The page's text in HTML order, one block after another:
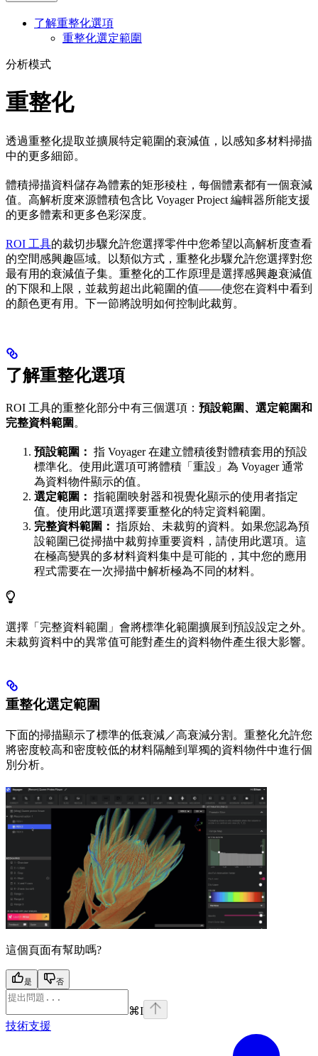
了解重整化選項
重整化選定範圍
分析模式
重整化
透過重整化提取並擴展特定範圍的衰減值，以感知多材料掃描
中的更多細節。
體積掃描資料儲存為體素的矩形稜柱，每個體素都有一個衰減
值。高解析度來源體積包含比 Voyager Project 編輯器所能支援
的更多體素和更多色彩深度。
ROI 工具的裁切步驟允許您選擇零件中您希望以高解析度查看
的空間感興趣區域。以類似方式，重整化步驟允許您選擇對您
最有用的衰減值子集。重整化的工作原理是選擇感興趣衰減值
的下限和上限，並裁剪超出此範圍的值——使您在資料中看到
的顏色更有用。下一節將說明如何控制此裁剪。
了解重整化選項
ROI 工具的重整化部分中有三個選項： 預設範圍、選定範圍和
完整資料範圍 。
預設範圍： 指 Voyager 在建立體積後對體積套用的預設
標準化。使用此選項可將體積「重設」為 Voyager 通常
為資料物件顯示的值。
選定範圍： 指範圍映射器和視覺化顯示的使用者指定
值。使用此選項選擇要重整化的特定資料範圍。
完整資料範圍： 指原始、未裁剪的資料。如果您認為預
設範圍已從掃描中裁剪掉重要資料，請使用此選項。這
在極高變異的多材料資料集中是可能的，其中您的應用
程式需要在一次掃描中解析極為不同的材料。
選擇「完整資料範圍」會將標準化範圍擴展到預設設定之外。
未裁剪資料中的異常值可能對產生的資料物件產生很大影響。
重整化選定範圍
下面的掃描顯示了標準的低衰減／高衰減分割。重整化允許您
將密度較高和密度較低的材料隔離到單獨的資料物件中進行個
別分析。
這個頁面有幫助嗎?
是 否
⌘I
技術支援